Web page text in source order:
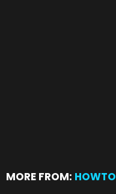
MORE FROM: HOWTO